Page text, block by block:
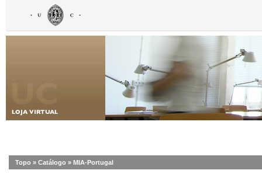
Topo » Catálogo » MIA-Portugal